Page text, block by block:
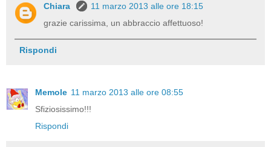
Chiara
11 marzo 2013 alle ore 18:15
grazie carissima, un abbraccio affettuoso!
Rispondi
Memole 11 marzo 2013 alle ore 08:55
Sfiziosissimo!!!
Rispondi